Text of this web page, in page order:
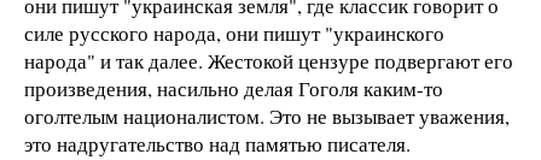
они пишут "украинская земля", где классик говорит о
силе русского народа, они пишут "украинского
народа" и так далее. Жестокой цензуре подвергают его
произведения, насильно делая Гоголя каким-то
оголтелым националистом. Это не вызывает уважения,
это надругательство над памятью писателя.